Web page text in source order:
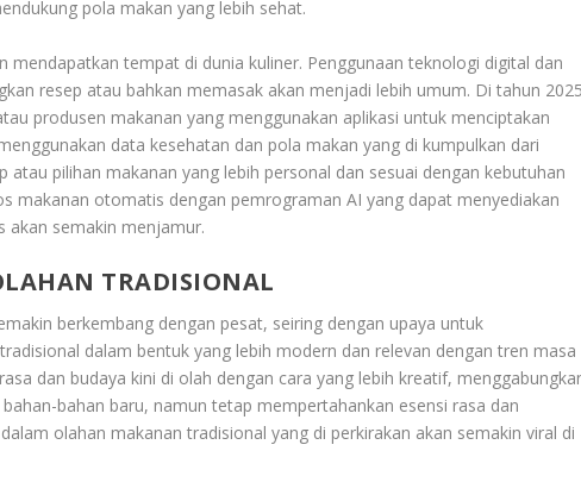
pola makan yang lebih sehat.
mendapatkan tempat di dunia kuliner. Penggunaan teknologi digital dan
resep atau bahkan memasak akan menjadi lebih umum. Di tahun
produsen makanan yang menggunakan aplikasi untuk menciptakan
data kesehatan dan pola makan yang di kumpulkan dari
atau pilihan makanan yang lebih personal dan sesuai dengan kebutuhan
makanan otomatis dengan pemrograman AI yang dapat menyediakan
akan semakin menjamur.
TRADISIONAL
berkembang dengan pesat, seiring dengan upaya untuk
dalam bentuk yang lebih modern dan relevan dengan tren masa
dan budaya kini di olah dengan cara yang lebih kreatif,
bahan baru, namun tetap mempertahankan esensi rasa dan
olahan makanan tradisional yang di perkirakan akan semakin viral di